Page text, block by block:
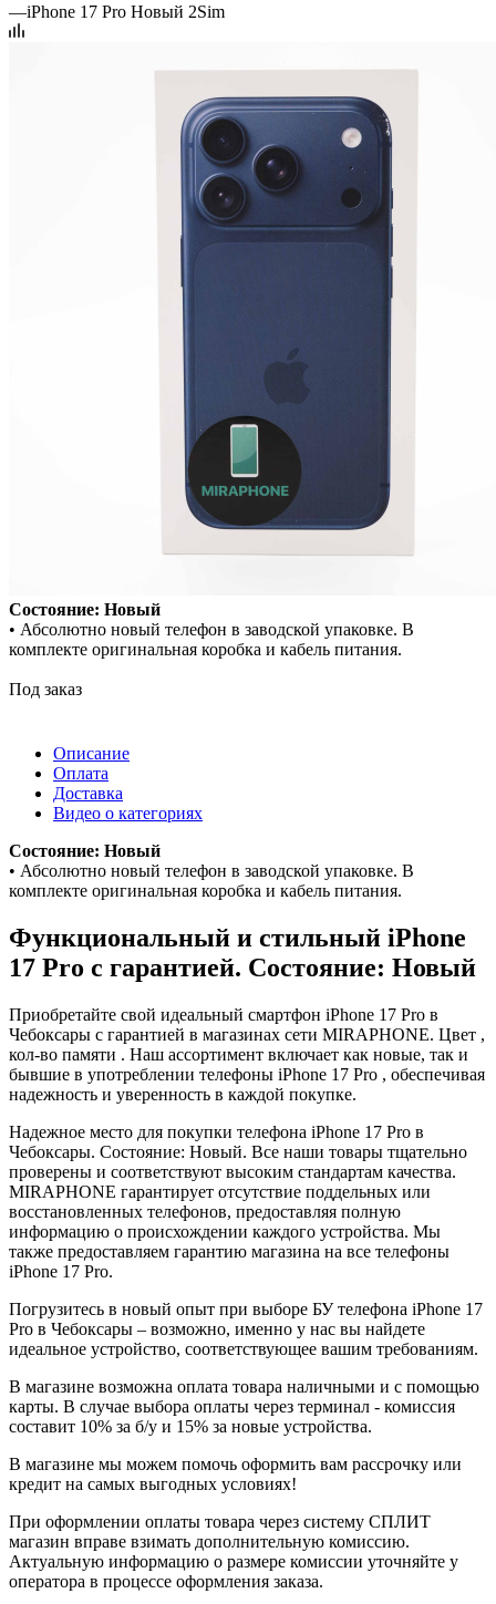
—iPhone 17 Pro Новый 2Sim
Состояние: Новый
• Абсолютно новый телефон в заводской упаковке. В
комплекте оригинальная коробка и кабель питания.
Под заказ
Описание
Оплата
Доставка
Видео о категориях
Состояние: Новый
• Абсолютно новый телефон в заводской упаковке. В
комплекте оригинальная коробка и кабель питания.
Функциональный и стильный iPhone
17 Pro с гарантией. Состояние: Новый
Приобретайте свой идеальный смартфон iPhone 17 Pro в
Чебоксары с гарантией в магазинах сети MIRAPHONE. Цвет ,
кол-во памяти . Наш ассортимент включает как новые, так и
бывшие в употреблении телефоны iPhone 17 Pro , обеспечивая
надежность и уверенность в каждой покупке.
Надежное место для покупки телефона iPhone 17 Pro в
Чебоксары. Состояние: Новый. Все наши товары тщательно
проверены и соответствуют высоким стандартам качества.
MIRAPHONE гарантирует отсутствие поддельных или
восстановленных телефонов, предоставляя полную
информацию о происхождении каждого устройства. Мы
также предоставляем гарантию магазина на все телефоны
iPhone 17 Pro.
Погрузитесь в новый опыт при выборе БУ телефона iPhone 17
Pro в Чебоксары – возможно, именно у нас вы найдете
идеальное устройство, соответствующее вашим требованиям.
В магазине возможна оплата товара наличными и с помощью
карты. В случае выбора оплаты через терминал - комиссия
составит 10% за б/у и 15% за новые устройства.
В магазине мы можем помочь оформить вам рассрочку или
кредит на самых выгодных условиях!
При оформлении оплаты товара через систему СПЛИТ
магазин вправе взимать дополнительную комиссию.
Актуальную информацию о размере комиссии уточняйте у
оператора в процессе оформления заказа.